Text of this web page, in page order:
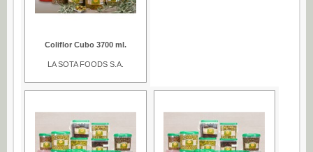
Cafés Gama Alimentación (8)
Mayonesa (0)
Vinagre (0)
Coliflor Cubo 3700 ml.
LA SOTA FOODS S.A.